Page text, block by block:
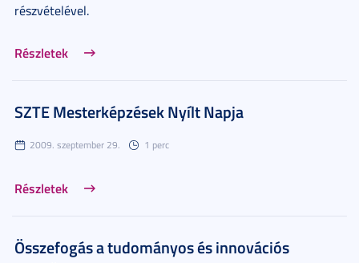
részvételével.
Részletek
SZTE Mesterképzések Nyílt Napja
2009. szeptember 29. 1 perc
Részletek
Összefogás a tudományos és innovációs